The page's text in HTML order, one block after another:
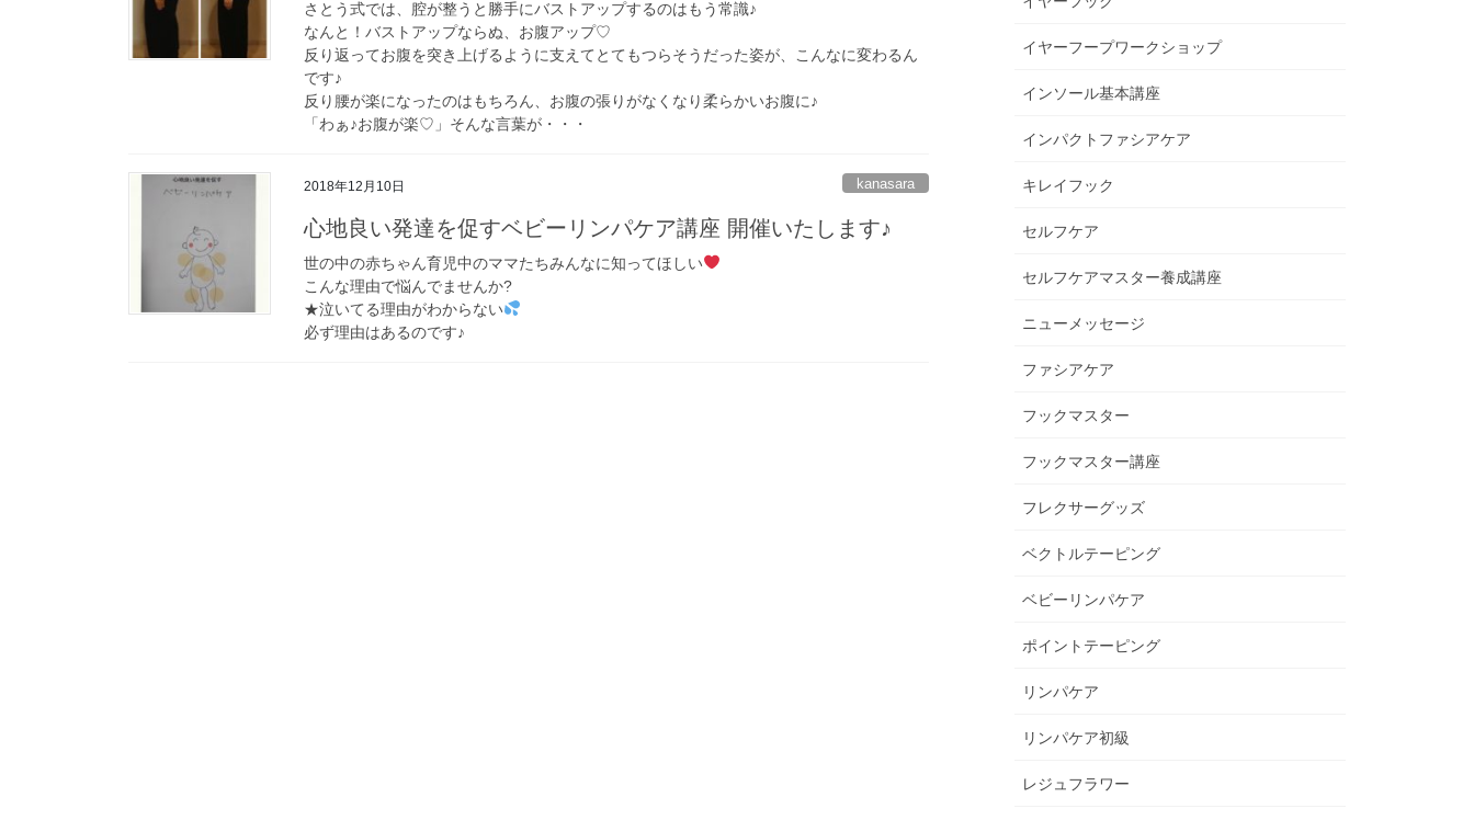
さとう式では、腔が整うと勝手にバストアップするのはもう常識♪
なんと！バストアップならぬ、お腹アップ♡
反り返ってお腹を突き上げるように支えてとてもつらそうだった姿が、こんなに変わるん
です♪
反り腰が楽になったのはもちろん、お腹の張りがなくなり柔らかいお腹に♪
「わぁ♪お腹が楽♡」そんな言葉が・・・
2018年12月10日 kanasara
心地良い発達を促すベビーリンパケア講座 開催いたします♪
世の中の赤ちゃん育児中のママたちみんなに知ってほしい
こんな理由で悩んでませんか?
★泣いてる理由がわからない
必ず理由はあるのです♪
イヤーフープワークショップ
インソール基本講座
インパクトファシアケア
キレイフック
セルフケア
セルフケアマスター養成講座
ニューメッセージ
ファシアケア
フックマスター
フックマスター講座
フレクサーグッズ
ベクトルテーピング
ベビーリンパケア
ポイントテーピング
リンパケア
リンパケア初級
レジュフラワー